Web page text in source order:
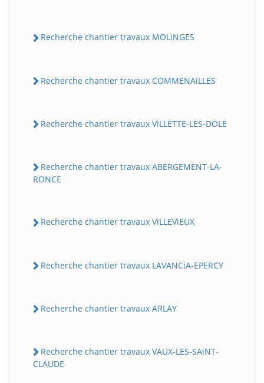
Recherche chantier travaux MOLiNGES
Recherche chantier travaux COMMENAiLLES
Recherche chantier travaux ViLLETTE-LES-DOLE
Recherche chantier travaux ABERGEMENT-LA-
RONCE
Recherche chantier travaux ViLLEViEUX
Recherche chantier travaux LAVANCiA-EPERCY
Recherche chantier travaux ARLAY
Recherche chantier travaux VAUX-LES-SAiNT-
CLAUDE